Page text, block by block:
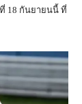
18 กันยายนนี้ ที่